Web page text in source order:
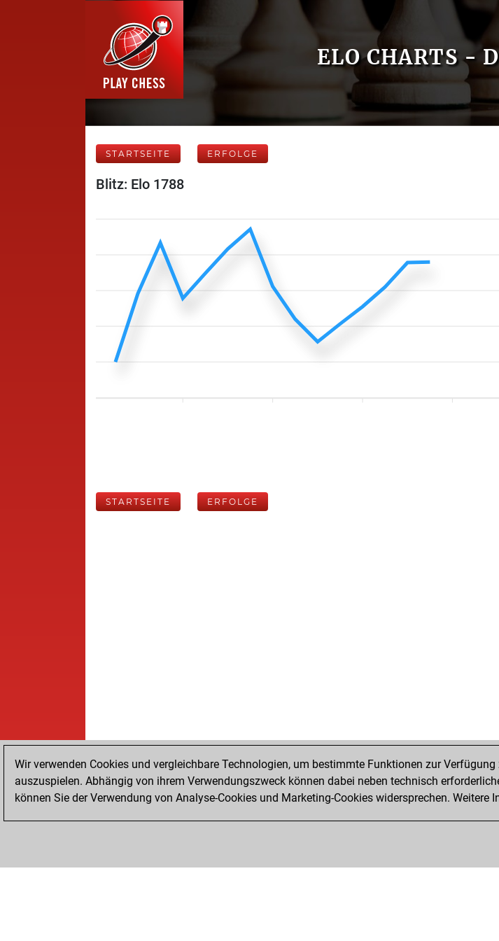
ELO CHARTS -
STARTSEITE ERFOLGE
Blitz: Elo 1788
STARTSEITE ERFOLGE
Wir verwenden Cookies und vergleichbare Technologien, um bestimmte Funktionen zur
auszuspielen. Abhängig von ihrem Verwendungszweck können dabei neben technisch
können Sie der Verwendung von Analyse-Cookies und Marketing-Cookies widersprechen. Weitere